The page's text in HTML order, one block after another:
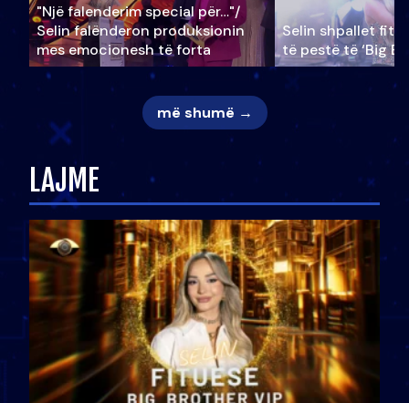
"Një falenderim special për…"/
Selin falënderon produksionin
mes emocionesh të forta
Selin shpallet
të pestë të ‘Big
më shumë →
LAJME